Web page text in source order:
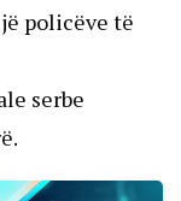
policëve të
serbe